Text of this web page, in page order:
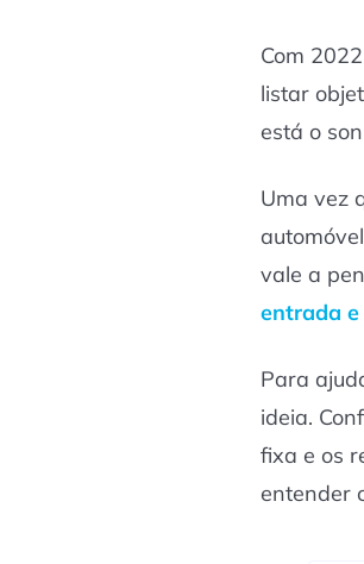
Com
listar
está o
Uma vez
vale a
entrada
Para
ideia.
fixa e os
entender